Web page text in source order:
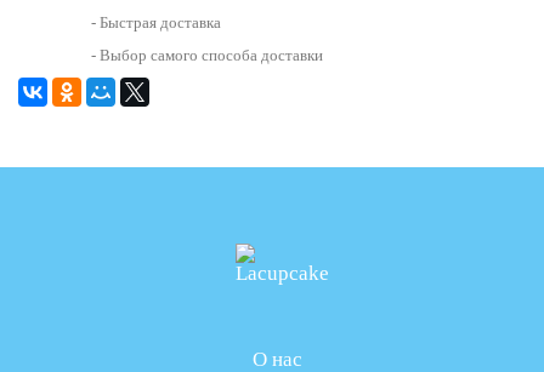
- Быстрая доставка
- Выбор самого способа доставки
О нас